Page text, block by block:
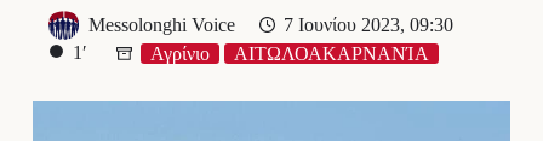
Messolonghi Voice
7 Ιουνίου 2023, 09:30
1′
Αγρίνιο ΑΙΤΩΛΟΑΚΑΡΝΑΝΊΑ